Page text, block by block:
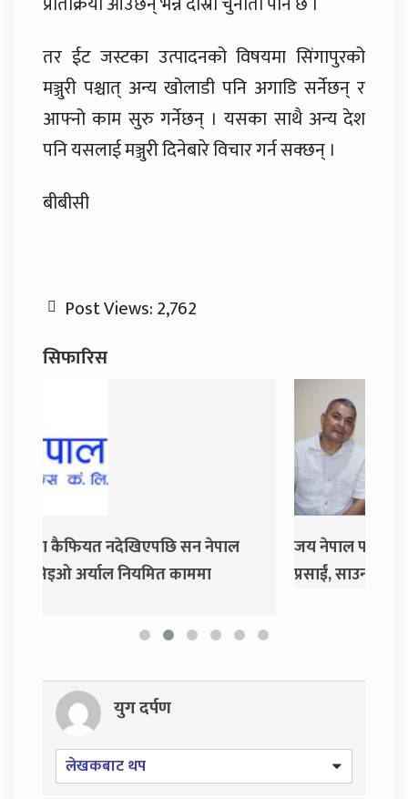
तर ईट जस्टका उत्पादनको विषयमा सिंगापुरको
मञ्जुरी पश्चात् अन्य खोलाडी पनि अगाडि सर्नेछन् र
आफ्नो काम सुरु गर्नेछन् । यसका साथै अन्य देश
पनि यसलाई मञ्जुरी दिनेबारे विचार गर्न सक्छन् ।
बीबीसी
Post Views:2,762
सिफारिस
जय नेपाल पार्टी खोल्दै धवल शम्शेर र दुर्गा
प्रसाईं, साउन २८ गते निर्वाचन आयोग जाने
युग दर्पण
लेखकबाट थप